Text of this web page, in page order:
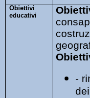
Obiettivi
educativi
-